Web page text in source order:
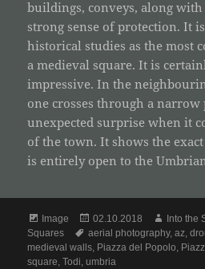
buildings, conveys, along
strong sense of protection. It
historical studies as the most
a medieval square. It is
impressive. In the
one crosses through a narrow
unexpected surprise when it
of the town. It shows the
is entirely open to the
Format
Image
Posted
on
02.10.2018 Author
Into the
Squares
Tags
aerial photography,az,
medieval walls, Piazza del Popolo,
square,Todi,umbria